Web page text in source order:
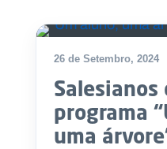
26 de Setembro, 2024
Salesianos
programa
uma